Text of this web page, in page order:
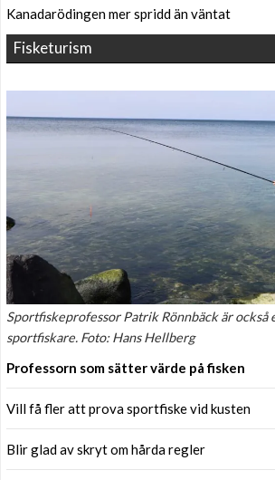
Kanadarödingen mer spridd än väntat
Fisketurism
Sportfiskeprofessor Patrik Rönnbäck är också
sportfiskare. Foto: Hans Hellberg
Professorn som sätter värde på fisken
Vill få fler att prova sportfiske vid kusten
Blir glad av skryt om hårda regler